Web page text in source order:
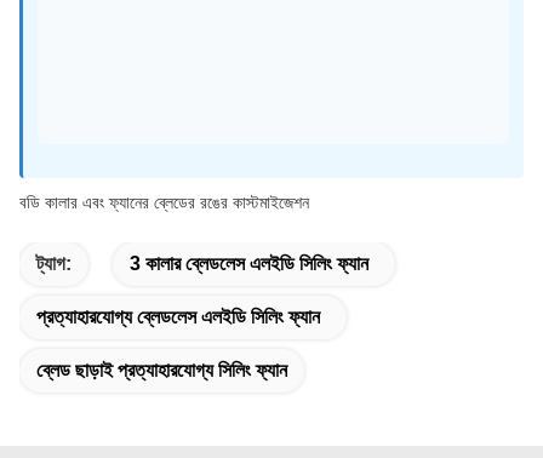
বডি কালার এবং ফ্যানের ব্লেডের রঙের কাস্টমাইজেশন
ট্যাগ: 3 কালার ব্লেডলেস এলইডি সিলিং ফ্যান
প্রত্যাহারযোগ্য ব্লেডলেস এলইডি সিলিং ফ্যান
ব্লেড ছাড়াই প্রত্যাহারযোগ্য সিলিং ফ্যান